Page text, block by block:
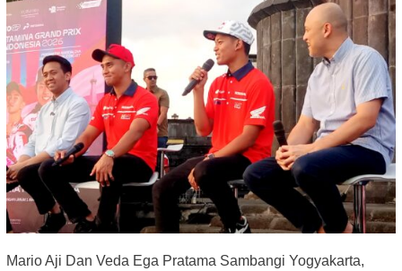
Mario Aji Dan Veda Ega Pratama Sambangi Yogyakarta,